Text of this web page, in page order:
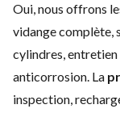
Oui, nous offrons
vidange complète,
cylindres,
anticorrosion. La
inspection,